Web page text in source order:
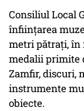
Consiliul Local
înfiinţarea
metri pătraţi, în
medalii primite
Zamfir, discuri,
instrumente
obiecte.